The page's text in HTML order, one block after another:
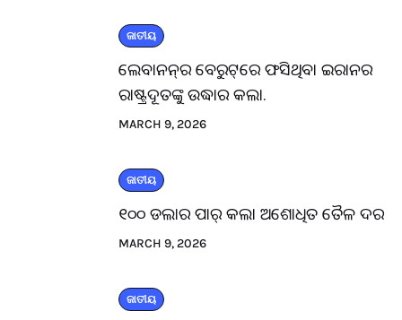
ଜାତୀୟ
ଲେବାନନ୍‌ର ବେରୁଟ୍‌ରେ ଫସିଥିବା ଇରାନର
ରାଷ୍ଟ୍ରଦୂତଙ୍କୁ ଉଦ୍ଧାର କଲା.
MARCH 9, 2026
ଜାତୀୟ
୧୦୦ ଡଲାର ପାର୍ କଲା ଅଶୋଧିତ ତୈଳ ଦର
MARCH 9, 2026
ଜାତୀୟ